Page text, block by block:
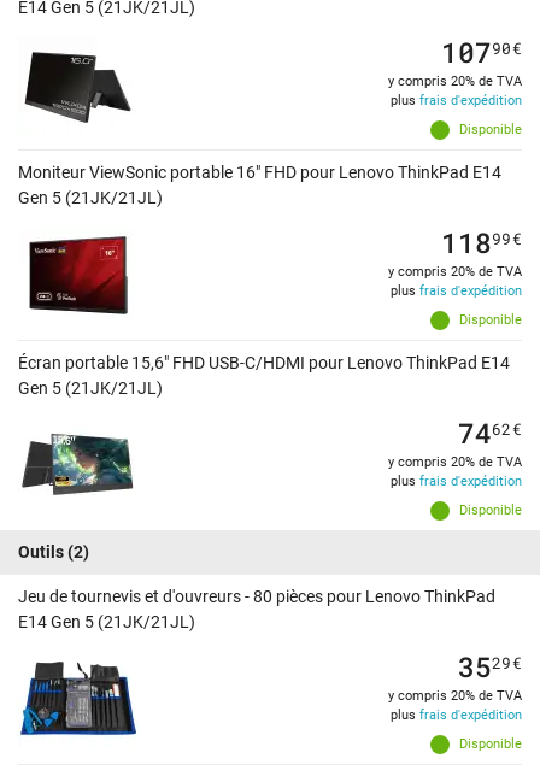
E14 Gen 5 (21JK/21JL)
Disponible
10790€
y compris 20% de TVA
plus frais d'expédition
Moniteur ViewSonic portable 16" FHD pour Lenovo ThinkPad E14
Gen 5 (21JK/21JL)
Disponible
11899€
y compris 20% de TVA
plus frais d'expédition
Écran portable 15,6" FHD USB-C/HDMI pour Lenovo ThinkPad E14
Gen 5 (21JK/21JL)
Disponible
7462€
y compris 20% de TVA
plus frais d'expédition
Outils(2)
Jeu de tournevis et d'ouvreurs - 80 pièces pour Lenovo ThinkPad
E14 Gen 5 (21JK/21JL)
Disponible
3529€
y compris 20% de TVA
plus frais d'expédition